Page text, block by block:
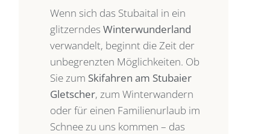
Wenn sich das Stubaital in ein
glitzerndesWinterwunderland
verwandelt, beginnt die Zeit der
unbegrenzten Möglichkeiten. Ob
Sie zum Skifahren am Stubaier
Gletscher, zum Winterwandern
oder für einen Familienurlaub im
Schnee zu uns kommen – das